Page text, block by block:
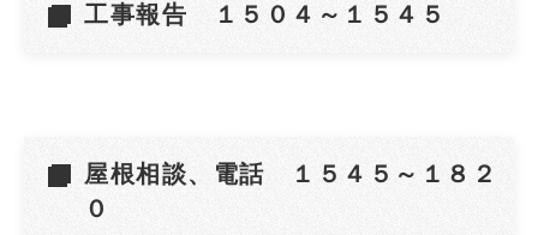
工事報告 １５０４～１５４５
屋根相談、電話 １５４５～１８２
０